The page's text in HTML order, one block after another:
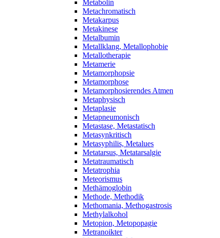
Metabolin
Metachromatisch
Metakarpus
Metakinese
Metalbumin
Metallklang, Metallophobie
Metallotherapie
Metamerie
Metamorphopsie
Metamorphose
Metamorphosierendes Atmen
Metaphysisch
Metaplasie
Metapneumonisch
Metastase, Metastatisch
Metasynkritisch
Metasyphilis, Metalues
Metatarsus, Metatarsalgie
Metatraumatisch
Metatrophia
Meteorismus
Methämoglobin
Methode, Methodik
Methomania, Methogastrosis
Methylalkohol
Metopion, Metopopagie
Metranoikter